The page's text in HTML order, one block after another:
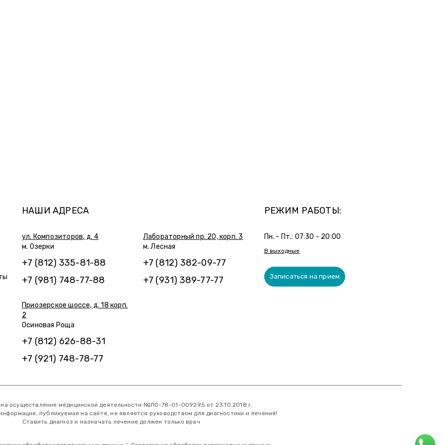
НАШИ АДРЕСА
ул. Композиторов, д. 4
м. Озерки
+7 (812) 335-81-88
+7 (981) 748-77-88
Приозерское шоссе, д. 18 корп.
2
Осиновая Роща
+7 (812) 626-88-31
+7 (921) 748-78-77
Лабораторный пр. 20, корп. 3
м. Лесная
+7 (812) 382-09-77
+7 (931) 389-77-77
РЕЖИМ РАБОТЫ:
Пн. - Пт.: 07:30 - 20:00
В выходные
Записаться на прием
осуществление медицинской деятельности №ЛО-78-01-009295 от 23.10.2018 г.
публикуемая на сайте, не является руководством для диагностики и лечения!
Ставить диагноз и назначать лечение должен только врач